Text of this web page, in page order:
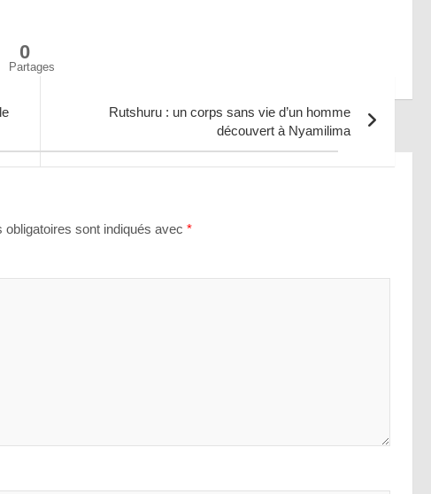
0
Partages
Rutshuru : un corps sans vie d’un homme
découvert à Nyamilima
obligatoires sont indiqués avec *